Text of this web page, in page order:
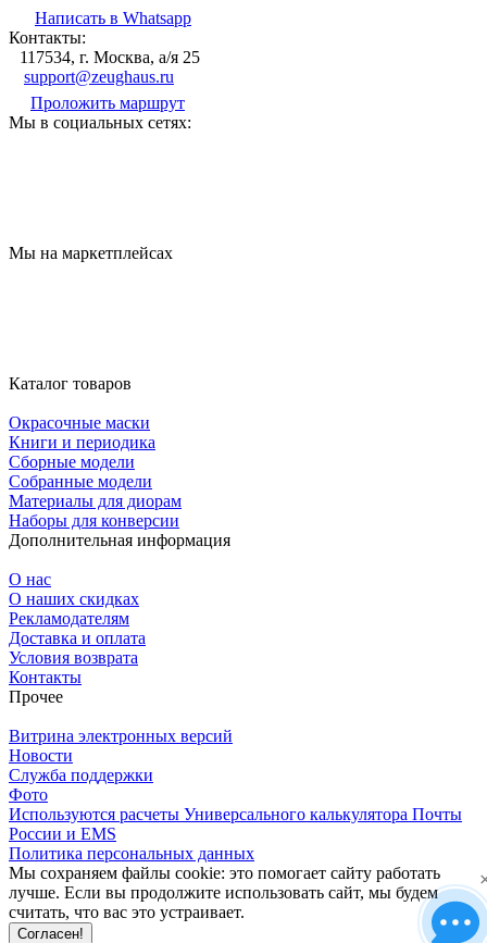
Написать в Whatsapp
Контакты:
117534, г. Москва, а/я 25
support@zeughaus.ru
Проложить маршрут
Мы в социальных сетях:
Мы на маркетплейсах
Каталог товаров
Окрасочные маски
Книги и периодика
Сборные модели
Собранные модели
Материалы для диорам
Наборы для конверсии
Дополнительная информация
О нас
О наших скидках
Рекламодателям
Доставка и оплата
Условия возврата
Контакты
Прочее
Витрина электронных версий
Новости
Служба поддержки
Фото
Используются расчеты Универсального калькулятора Почты
России и EMS
Политика персональных данных
Мы сохраняем файлы cookie: это помогает сайту работать
лучше. Если вы продолжите использовать сайт, мы будем
считать, что вас это устраивает.
Согласен!